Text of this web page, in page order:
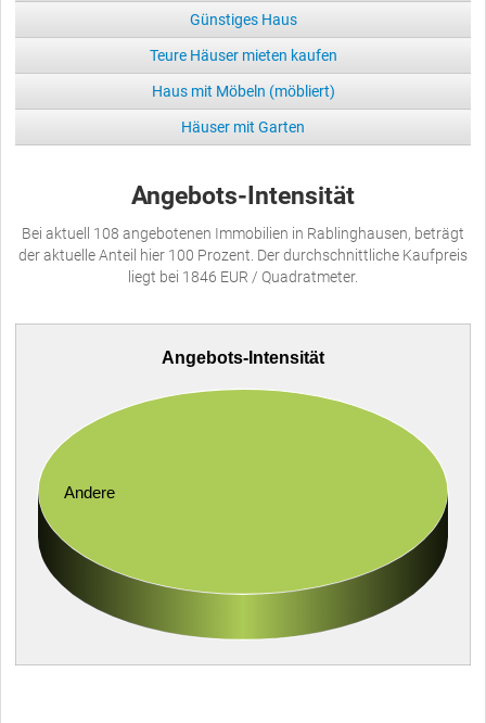
Günstiges Haus
Teure Häuser mieten kaufen
Haus mit Möbeln (möbliert)
Häuser mit Garten
Angebots-Intensität
Bei aktuell 108 angebotenen Immobilien in Rablinghausen, beträgt
der aktuelle Anteil hier 100 Prozent. Der durchschnittliche Kaufpreis
liegt bei 1846 EUR / Quadratmeter.
Angebots-Intensität
Andere